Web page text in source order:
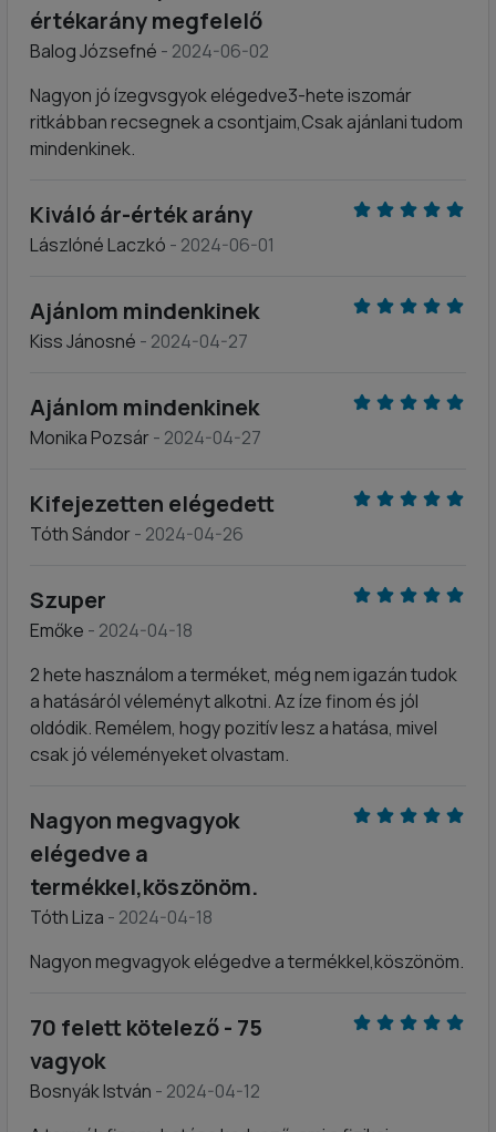
értékarány megfelelő
Balog Józsefné - 2024-06-02
Nagyon jó ízegvsgyok elégedve3-hete iszomár
ritkábban recsegnek a csontjaim,Csak ajánlani tudom
mindenkinek.
Kiváló ár-érték arány
Lászlóné Laczkó - 2024-06-01
Ajánlom mindenkinek
Kiss Jánosné - 2024-04-27
Ajánlom mindenkinek
Monika Pozsár- 2024-04-27
Kifejezetten elégedett
Tóth Sándor- 2024-04-26
Szuper
Emőke - 2024-04-18
2 hete használom a terméket, még nem igazán tudok
a hatásáról véleményt alkotni. Az íze finom és jól
oldódik. Remélem, hogy pozitív lesz a hatása, mivel
csak jó véleményeket olvastam.
Nagyon megvagyok
elégedve a
termékkel,köszönöm.
Tóth Liza - 2024-04-18
Nagyon megvagyok elégedve a termékkel,köszönöm.
70 felett kötelező - 75
vagyok
Bosnyák István - 2024-04-12